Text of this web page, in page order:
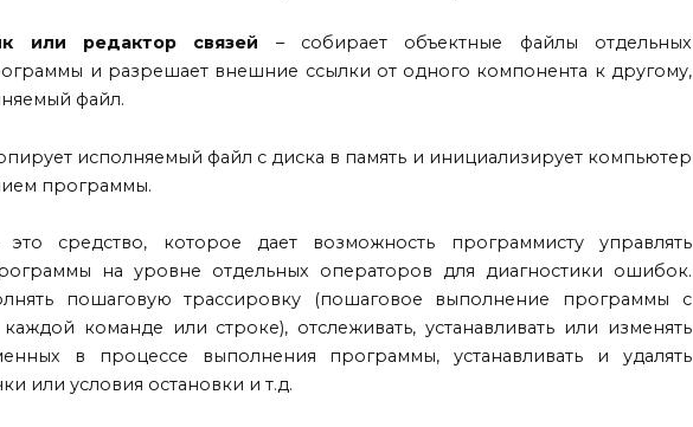
или редактор связей – собирает объектные файлы отдельных
и разрешает внешние ссылки от одного компонента к другому,
файл.
исполняемый файл с диска в память и инициализирует компьютер
программы.
средство, которое дает возможность программисту управлять
на уровне отдельных операторов для диагностики ошибок.
пошаговую трассировку (пошаговое выполнение программы с
команде или строке), отслеживать, устанавливать или изменять
в процессе выполнения программы, устанавливать и удалять
или условия остановки и т.д.